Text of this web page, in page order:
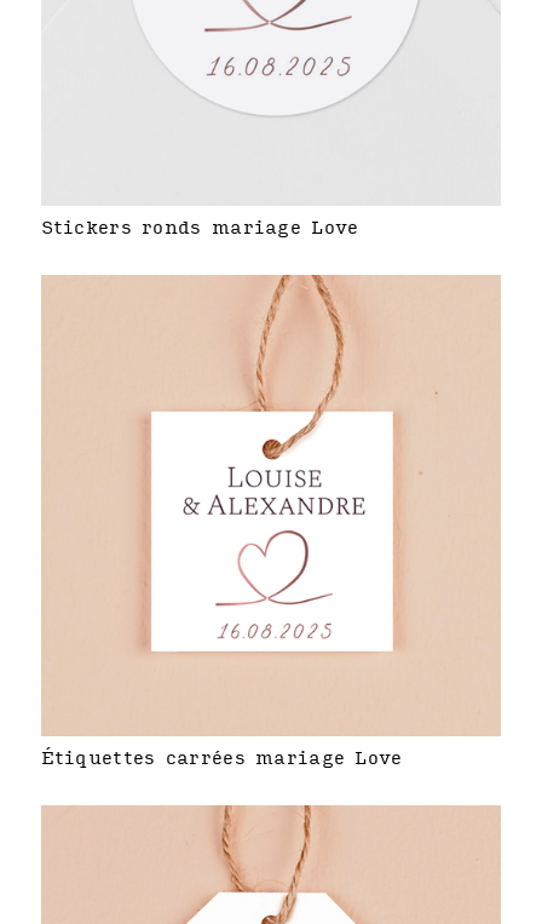
Stickers ronds mariage Love
Étiquettes carrées mariage Love